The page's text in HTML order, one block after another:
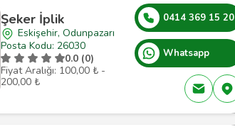
Şeker İplik
Eskişehir, Odunpazarı
Posta Kodu: 26030
0.0 (0)
Fiyat Aralığı: 100,00 ₺ -
200,00 ₺
0414 369 15 20
Whatsapp